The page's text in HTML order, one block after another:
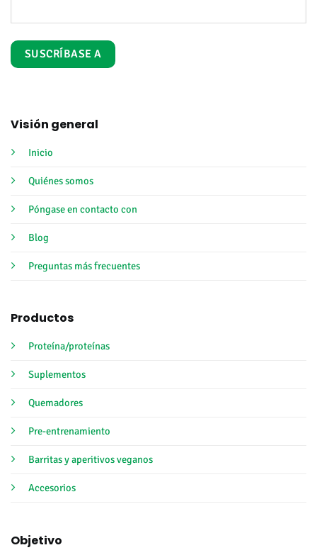
Visión general
Inicio
Quiénes somos
Póngase en contacto con
Blog
Preguntas más frecuentes
Productos
Proteína/proteínas
Suplementos
Quemadores
Pre-entrenamiento
Barritas y aperitivos veganos
Accesorios
Objetivo